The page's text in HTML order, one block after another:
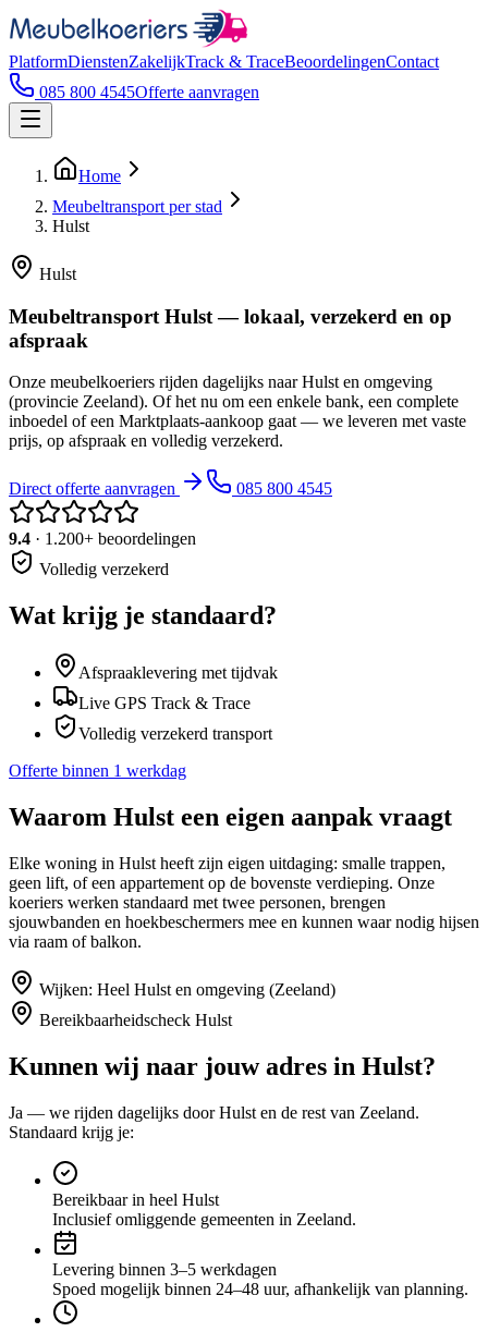
PlatformDienstenZakelijkTrack & TraceBeoordelingenContact
085 800 4545Offerte aanvragen
Home
Meubeltransport per stad
Hulst
Hulst
Meubeltransport Hulst — lokaal, verzekerd en op
afspraak
Onze meubelkoeriers rijden dagelijks naar Hulst en omgeving
(provincie Zeeland). Of het nu om een enkele bank, een complete
inboedel of een Marktplaats-aankoop gaat — we leveren met vaste
prijs, op afspraak en volledig verzekerd.
Direct offerte aanvragen 085 800 4545
9.4 · 1.200+ beoordelingen
Volledig verzekerd
Wat krijg je standaard?
Afspraaklevering met tijdvak
Live GPS Track & Trace
Volledig verzekerd transport
Offerte binnen 1 werkdag
Waarom Hulst een eigen aanpak vraagt
Elke woning in Hulst heeft zijn eigen uitdaging: smalle trappen,
geen lift, of een appartement op de bovenste verdieping. Onze
koeriers werken standaard met twee personen, brengen
sjouwbanden en hoekbeschermers mee en kunnen waar nodig hijsen
via raam of balkon.
Wijken: Heel Hulst en omgeving (Zeeland)
Bereikbaarheidscheck Hulst
Kunnen wij naar jouw adres in Hulst?
Ja — we rijden dagelijks doorHulst en de rest van Zeeland.
Standaard krijg je:
Bereikbaar in heel Hulst
Inclusief omliggende gemeenten in Zeeland.
Levering binnen 3–5 werkdagen
Spoed mogelijk binnen 24–48 uur, afhankelijk van planning.